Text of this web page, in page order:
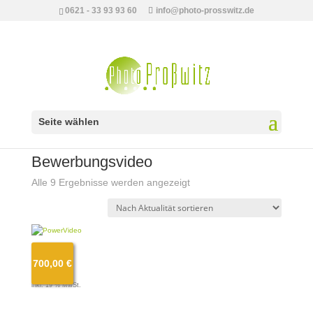
0621 - 33 93 93 60 info@photo-prosswitz.de
Seite wählen
Bewerbungsvideo
Alle 9 Ergebnisse werden angezeigtNach
sortiert
700,00 €
700,00 €
inkl. 19 % MwSt.